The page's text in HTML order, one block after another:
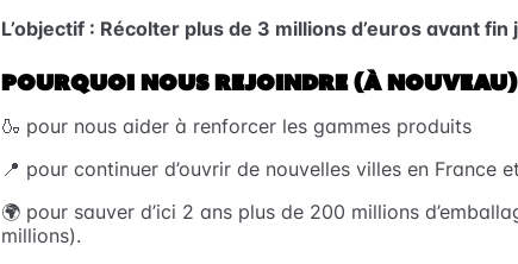
L’objectif : Récolter plus de 3 millions d’euros avant fin
POURQUOI NOUS REJOINDRE (À
🍶 pour nous aider à renforcer les gammes produits
📍 pour continuer d’ouvrir de nouvelles villes en France
🌍 pour sauver d’ici 2 ans plus de 200 millions
millions).